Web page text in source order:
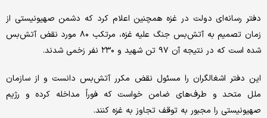
دفتر رسانه‌ای دولت در غزه همچنین اعلام کرد که دشمن صهیونیستی از
زمان تصمیم به آتش‌بس جنگ علیه غزه، مرتکب ۸۰ مورد نقض آتش‌بس
شده است که در نتیجه آن ۹۷ تن شهید و ۲۳۰ نفر زخمی شدند.
این دفتر اشغالگران را مسئول نقض مکرر آتش‌‎بس دانست و از سازمان
ملل متحد و طرف‌های ضامن خواست که فوراً مداخله کرده و رژیم
صهیونیستی را مجبور به توقف تجاوز به غزه کنند.